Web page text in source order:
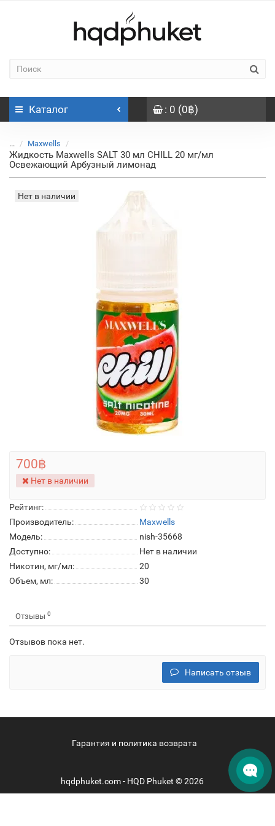
Каталог : 0 (0฿)
... Maxwells
Жидкость Maxwells SALT 30 мл CHILL 20 мг/мл
Освежающий Арбузный лимонад
Нет в наличии
Рейтинг:
Производитель:
Maxwells
Модель:
nish-35668
Доступно:
Нет в наличии
Никотин, мг/мл:
20
Объем, мл:
30
700฿
Нет в наличии
Отзывы 0
Отзывов пока нет.
Написать отзыв
Гарантия и политика возврата
hqdphuket.com - HQD Phuket © 2026